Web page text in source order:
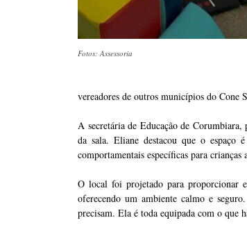
Fotos: Assessoria
vereadores de outros municípios do Cone
A secretária de Educação de
da sala. Eliane destacou que o espaço
comportamentais específicas para crianças
O local foi projetado para proporcionar
oferecendo um ambiente calmo e
precisam. Ela é toda equipada com o que